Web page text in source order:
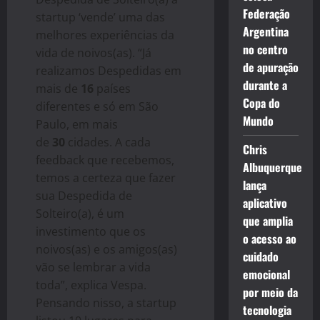
startup ‘vende’ uma das
melhores experiências da
vida de noivos(as). “Já
realizamos Despedidas em
mais de 16 países
diferentes e só em São
Paulo, em mais
de 30 cidades. A cada
feedback que recebemos,
temos a certeza que fazer
sua Despedida de
Solteiro(a), é um
investimento que os
noivos(as) e os amigos(as)
vão se lembrar a vida
toda”, explica Vespa.
Pensando nisso, a startup
Federação
Argentina
no centro
de apuração
durante a
Copa do
Mundo
Chris
Albuquerque
lança
aplicativo
que amplia
o acesso ao
cuidado
emocional
por meio da
tecnologia